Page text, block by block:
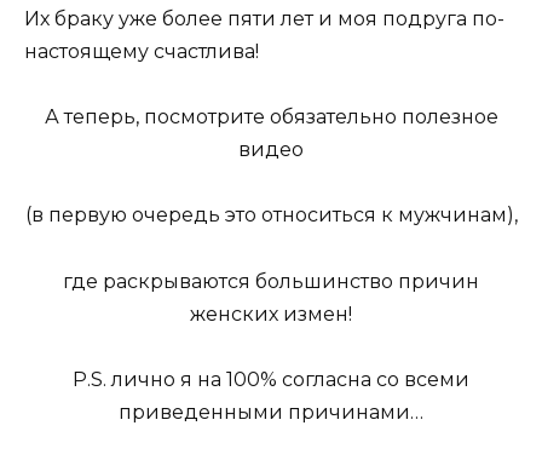
Их браку уже более пяти лет и моя подруга по-
настоящему счастлива!
А теперь, посмотрите обязательно полезное
видео
(в первую очередь это относиться к мужчинам),
где раскрываются большинство причин
женских измен!
P.S. лично я на 100% согласна со всеми
приведенными причинами…